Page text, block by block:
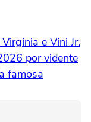
e Vini Jr.
por vidente
famosa